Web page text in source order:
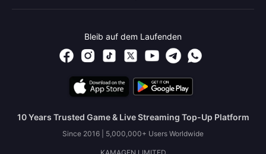
Bleib auf dem Laufenden
10 Years Trusted Game & Live Streaming Top-Up Platform
Since 2016 | 5,000,000+ Users Worldwide